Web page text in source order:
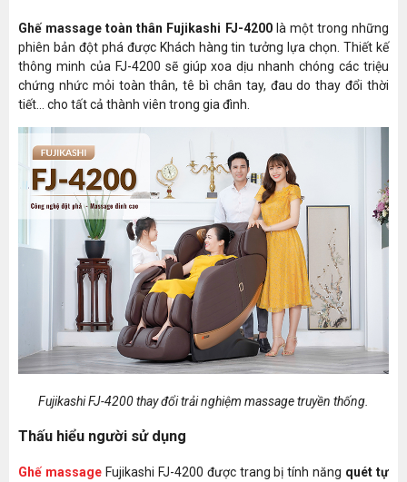
không
trọng lực
Zero Wall Có(Cách tường 5cm)
Điều
chỉnh ghế
ngả
Có
Điều
chỉnh túi
khí
Có(Điều chỉnh lực massage 3 cấp độ)
massage
lòng bàn
chân
Có
Công
nghệ mát
4D
Đường
Ghế massage toàn thân Fujikashi FJ-4200là một trong những
phiên bản đột phá được Khách hàng tin tưởng lựa chọn. Thiết kế
thông minh của FJ-4200 sẽ giúp xoa dịu nhanh chóng các triệu
chứng nhức mỏi toàn thân, tê bì chân tay, đau do thay đổi thời
tiết… cho tất cả thành viên trong gia đình.
Fujikashi FJ-4200 thay đổi trải nghiệm massage truyền thống.
Thấu hiểu người sử dụng
Ghế massage Fujikashi FJ-4200 được trang bị tính năng quét tự